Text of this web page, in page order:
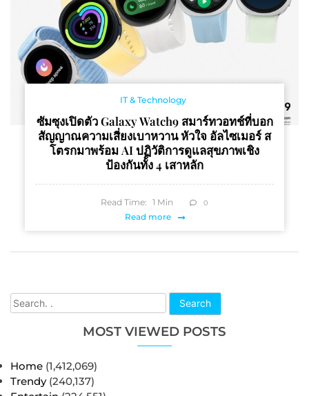
Search
MOST VIEWED POSTS
Home (1,412,069)
Trendy (240,137)
IT & Technology
ซัมซุงเปิดตัว Galaxy Watch9 สมาร์ทวอทช์ที่บอก
สัญญาณความเสี่ยงเบาหวาน หัวใจ อัลไซเมอร์ ส
โตรกมาพร้อม AI ปฏิวัติการดูแลสุขภาพเชิง
ป้องกันทั้ง 4 เสาหลัก
Read Time: 1 Min 0
Read more